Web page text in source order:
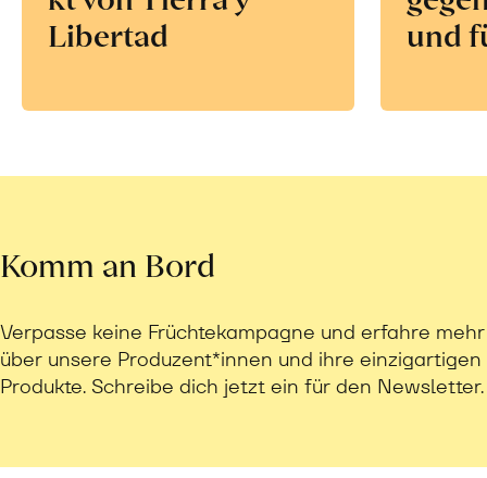
Libertad
und
Komm an Bord
Verpasse keine Früchtekampagne und erfahre mehr
über unsere Produzent*innen und ihre einzigartigen
Produkte. Schreibe dich jetzt ein für den Newsletter.